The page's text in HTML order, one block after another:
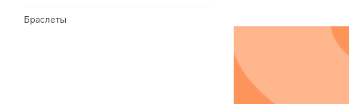
Браслеты